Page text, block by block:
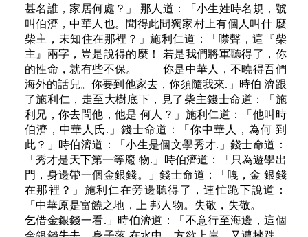
甚名誰，家居何處？」 那人道：「小生姓時名規，號
叫伯濟，中華人也。聞得此間獨家村上有個人叫什 麼
柴主，未知住在那裡？」施利仁道：「噤聲，這『柴
主』兩字，豈是說得的麼！ 若是我們將軍聽得了，你
的性命，就有些不保。 你是中華人，不曉得吾們
海外的話兒。你要到他家去，你須隨我來.」時伯 濟跟
了施利仁，走至大樹底下，見了柴主錢士命道：「施
利兄，你去問他，他是 何人？」施利仁道：「他叫時
伯濟，中華人氏.」錢士命道：「你中華人，為何 到
此？」時伯濟道：「小生是個文學秀才.」錢士命道：
「秀才是天下第一等廢 物.」時伯濟道：「只為遊學出
門，身邊帶一個金銀錢。」錢士命道：「嘎，金 銀錢
在那裡？」施利仁在旁邊聽得了，連忙跪下說道：
「中華原是富饒之地，上 邦人物。失敬，失敬。
乞借金銀錢一看.」時伯濟道：「不意行至海邊，這個